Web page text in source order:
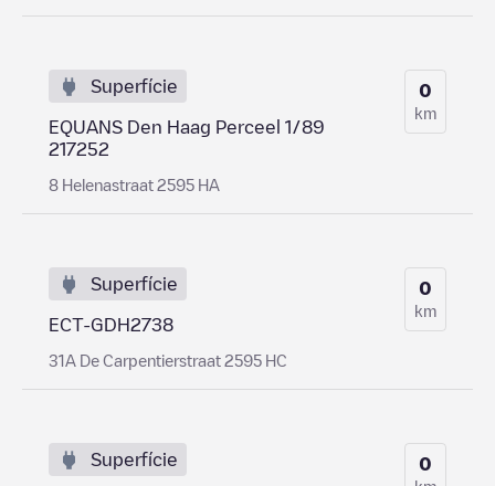
Superfície
EQUANS Den Haag Perceel 1/89
217252
8 Helenastraat 2595 HA
0
km
Superfície
ECT-GDH2738
31A De Carpentierstraat 2595 HC
0
km
Superfície 0